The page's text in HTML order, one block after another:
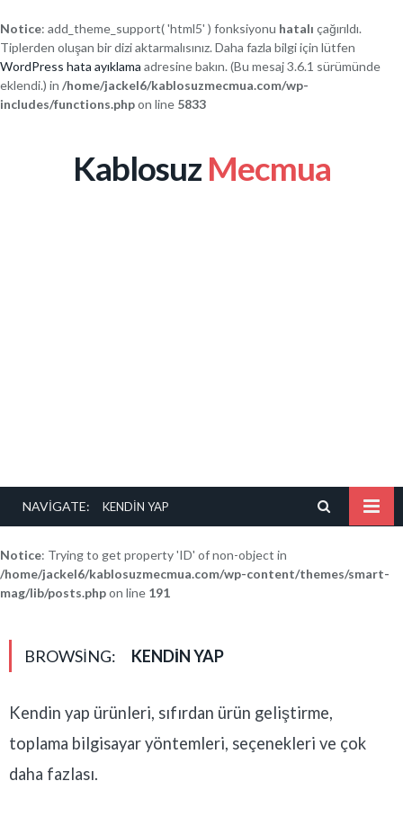
Notice: add_theme_support( 'html5' ) fonksiyonu hatalı çağırıldı.
Tiplerden oluşan bir dizi aktarmalısınız. Daha fazla bilgi için lütfen
WordPress hata ayıklama adresine bakın. (Bu mesaj 3.6.1 sürümünde
eklendi.) in /home/jackel6/kablosuzmecmua.com/wp-
includes/functions.phpon line 5833
Kablosuz Mecmua
NAVIGATE: KENDIN YAP
Notice: Trying to get property 'ID' of non-object in
/home/jackel6/kablosuzmecmua.com/wp-content/themes/smart-
mag/lib/posts.phpon line 191
BROWSING: KENDIN YAP
Kendin yap ürünleri, sıfırdan ürün geliştirme,
toplama bilgisayar yöntemleri, seçenekleri ve çok
daha fazlası.